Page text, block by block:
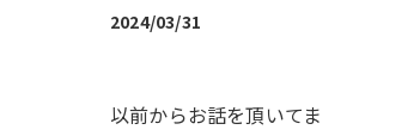
2024/03/31
以前からお話を頂いてま